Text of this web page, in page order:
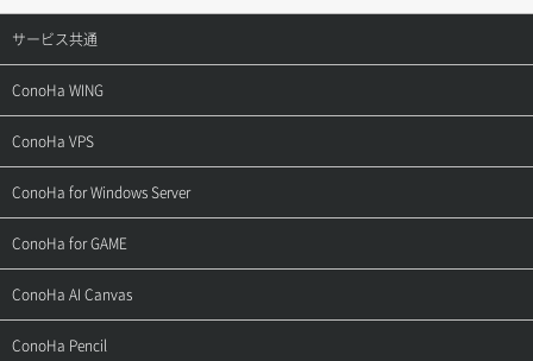
サービス共通
サポートトップ
ご契約・お支払い
用語集
お問い合わせ
ConoHa WING
サポートトップ
ご利用ガイド
お乗り換えガイド
よくある質問
ConoHa VPS
サポートトップ
ご利用ガイド
APIドキュメントVPS2.0
ConoHa for Windows Server
サポートトップ
ご利用ガイド
ConoHa for GAME
サポートトップ
ご利用ガイド
ConoHa AI Canvas
サポートトップ
ConoHa Pencil